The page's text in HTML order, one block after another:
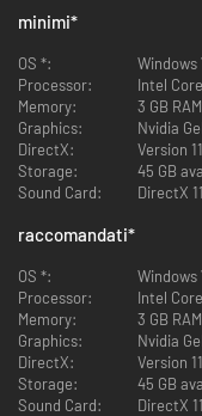
che non
Bonus dietro le
con contributi degli
team che ha dato
di commenti degli
the Walking Dead”.
Miglioramenti di
performance dei
aggiornamenti al
assoluto la migliore
Telltale.
Ulteriori bonus
di tutte le stagioni,
3D con battute di
3D che include i
minimi*
OS *:
Windows
Processor:
Intel
Memory:
3 GB RAM
Graphics:
Nvidia
DirectX:
Version 11
Storage:
45 GB
Sound Card:
DirectX
raccomandati*
OS *:
Windows
Processor:
Intel
Memory:
3 GB RAM
Graphics:
Nvidia
DirectX:
Version 11
Storage:
45 GB
Sound Card:
DirectX